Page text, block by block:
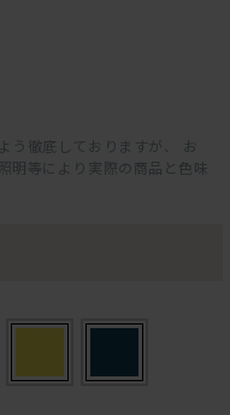
う徹底しておりますが、 お
明等により実際の商品と色味